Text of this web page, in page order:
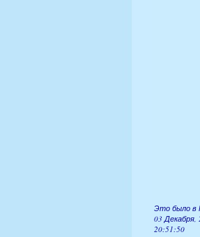
Это было в
03 Декабря,
20:51:50